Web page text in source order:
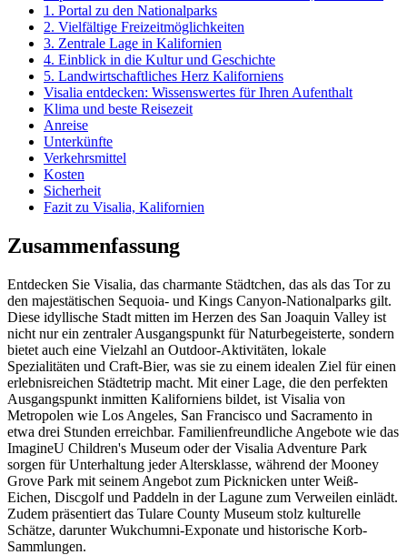
1. Portal zu den Nationalparks
2. Vielfältige Freizeitmöglichkeiten
3. Zentrale Lage in Kalifornien
4. Einblick in die Kultur und Geschichte
5. Landwirtschaftliches Herz Kaliforniens
Visalia entdecken: Wissenswertes für Ihren Aufenthalt
Klima und beste Reisezeit
Anreise
Unterkünfte
Verkehrsmittel
Kosten
Sicherheit
Fazit zu Visalia, Kalifornien
Zusammenfassung
Entdecken Sie Visalia, das charmante Städtchen, das als das Tor zu
den majestätischen Sequoia- und Kings Canyon-Nationalparks gilt.
Diese idyllische Stadt mitten im Herzen des San Joaquin Valley ist
nicht nur ein zentraler Ausgangspunkt für Naturbegeisterte, sondern
bietet auch eine Vielzahl an Outdoor-Aktivitäten, lokale
Spezialitäten und Craft-Bier, was sie zu einem idealen Ziel für einen
erlebnisreichen Städtetrip macht. Mit einer Lage, die den perfekten
Ausgangspunkt inmitten Kaliforniens bildet, ist Visalia von
Metropolen wie Los Angeles, San Francisco und Sacramento in
etwa drei Stunden erreichbar. Familienfreundliche Angebote wie das
ImagineU Children's Museum oder der Visalia Adventure Park
sorgen für Unterhaltung jeder Altersklasse, während der Mooney
Grove Park mit seinem Angebot zum Picknicken unter Weiß-
Eichen, Discgolf und Paddeln in der Lagune zum Verweilen einlädt.
Zudem präsentiert das Tulare County Museum stolz kulturelle
Schätze, darunter Wukchumni-Exponate und historische Korb-
Sammlungen.